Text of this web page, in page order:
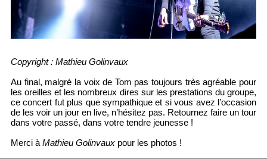
Copyright : Mathieu Golinvaux
Au final, malgré la voix de Tom pas toujours très agréable pour
les oreilles et les nombreux dires sur les prestations du groupe,
ce concert fut plus que sympathique et si vous avez l’occasion
de les voir un jour en live, n’hésitez pas. Retournez faire un tour
dans votre passé, dans votre tendre jeunesse !
Merci à Mathieu Golinvauxpour les photos !